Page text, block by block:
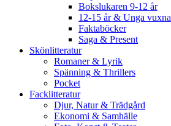
Bokslukaren 9-12 år
12-15 år & Unga vuxna
Faktaböcker
Saga & Present
Skönlitteratur
Romaner & Lyrik
Spänning & Thrillers
Pocket
Facklitteratur
Djur, Natur & Trädgård
Ekonomi & Samhälle